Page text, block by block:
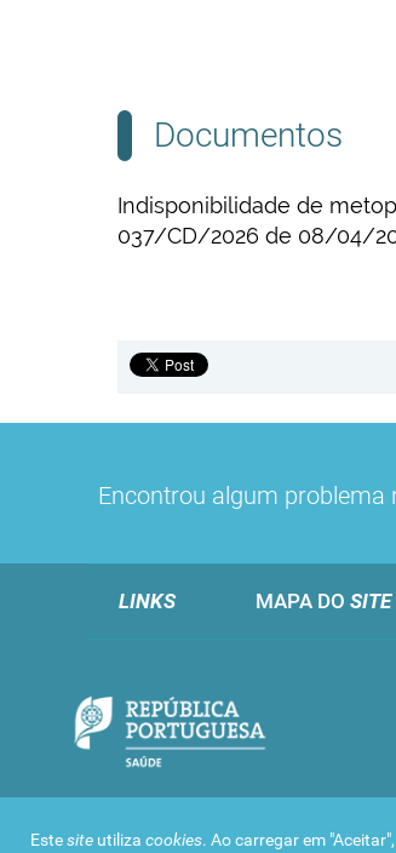
Documentos
Indisponibilidade de
037/CD/2026 de 08/04/
Estesite utiliza cookies. Ao carregar em
Encontrou algum problema
LINKS MAPA DO SITE